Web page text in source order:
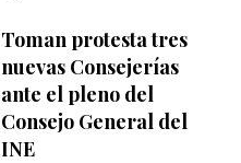
Toman protesta tres
nuevas Consejerías
ante el pleno del
Consejo General del
INE